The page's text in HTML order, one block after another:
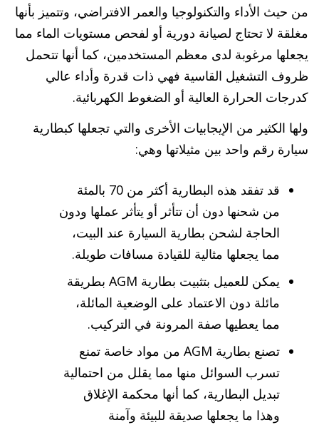
من حيث الأداء والتكنولوجيا والعمر الافتراضي، وتتميز بأنها
مغلقة لا تحتاج لصيانة دورية أو لفحص مستويات الماء مما
يجعلها مرغوبة لدى معظم المستخدمين، كما أنها تتحمل
ظروف التشغيل القاسية فهي ذات قدرة وأداء عالي
كدرجات الحرارة العالية أو الضغوط الكهربائية.
ولها الكثير من الإيجابيات الأخرى والتي تجعلها كبطارية
سيارة رقم واحد بين مثيلاتها وهي:
قد تفقد هذه البطارية أكثر من 70 بالمئة
من شحنها دون أن تتأثر أو يتأثر عملها ودون
الحاجة لشحن بطارية السيارة عند البيت،
مما يجعلها مثالية للقيادة مسافات طويلة.
يمكن للعميل بتثبيت بطارية AGM بطريقة
مائلة دون الاعتماد على الوضعية المائلة،
مما يعطيها صفة المرونة في التركيب.
تصنع بطارية AGM من مواد خاصة تمنع
تسرب السوائل منها مما يقلل من احتمالية
تبديل البطارية، كما أنها محكمة الإغلاق
وهذا ما يجعلها صديقة للبيئة وآمنة